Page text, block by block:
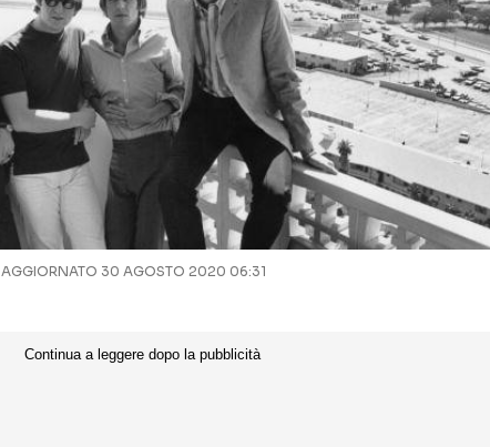
AGGIORNATO 30 AGOSTO 2020 06:31